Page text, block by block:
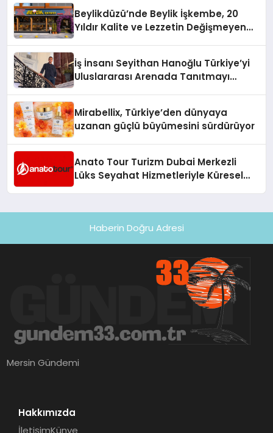
Hayata Geçirecek
Beylikdüzü’nde Beylik İşkembe, 20
Yıldır Kalite ve Lezzetin Değişmeyen
İş İnsanı Seyithan Hanoğlu Türkiye’yi
Uluslararası Arenada Tanıtmayı
Mirabellix, Türkiye’den dünyaya
uzanan güçlü büyümesini sürdürüyor
Anato Tour Turizm Dubai Merkezli
Lüks Seyahat Hizmetleriyle Küresel
Haberin Doğru Adresi
Mersin Gündemi
Hakkımızda